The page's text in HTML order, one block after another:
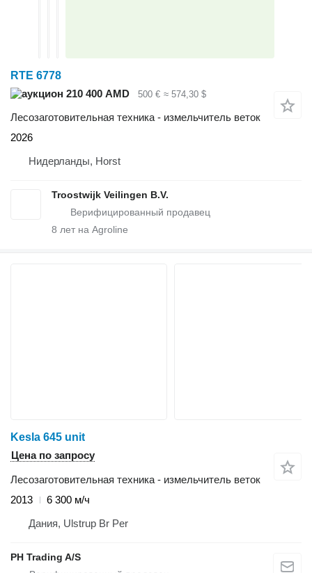
RTE 6778
210 400 AMD
500 € ≈ 574,30 $
Лесозаготовительная техника - измельчитель веток
2026
Нидерланды, Horst
Troostwijk Veilingen B.V.
8 лет на Agroline
Kesla 645 unit
Цена по запросу
Лесозаготовительная техника - измельчитель веток
2013
6 300 м/ч
Дания, Ulstrup Br Per
PH Trading A/S